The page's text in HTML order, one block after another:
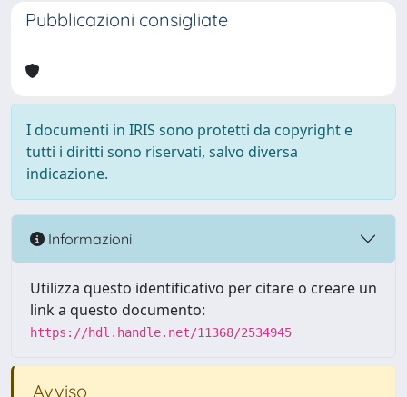
Pubblicazioni consigliate
I documenti in IRIS sono protetti da copyright e
tutti i diritti sono riservati, salvo diversa
indicazione.
Informazioni
Utilizza questo identificativo per citare o creare un
link a questo documento:
https://hdl.handle.net/11368/2534945
Avviso